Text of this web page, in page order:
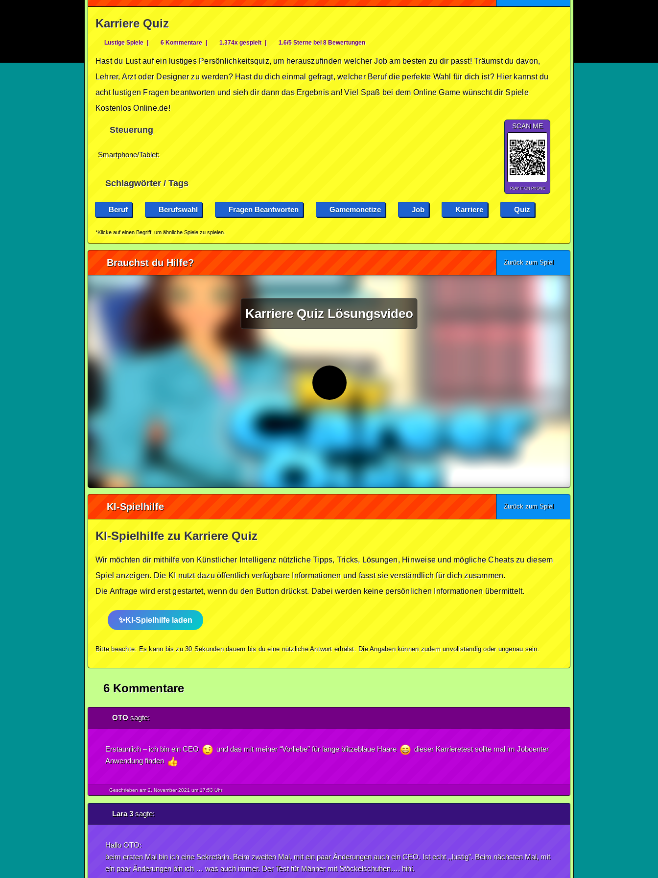
Karriere Quiz
Lustige Spiele | 6 Kommentare | 1.374x gespielt | 1.6/5 Sterne bei 8 Bewertungen
Hast du Lust auf ein lustiges Persönlichkeitsquiz, um herauszufinden welcher Job am besten zu dir passt! Träumst du davon,
Lehrer, Arzt oder Designer zu werden? Hast du dich einmal gefragt, welcher Beruf die perfekte Wahl für dich ist? Hier kannst du
acht lustigen Fragen beantworten und sieh dir dann das Ergebnis an! Viel Spaß bei dem Online Game wünscht dir Spiele
Kostenlos Online.de!
Steuerung
Smartphone/Tablet:
SCAN ME
PLAY IT ON PHONE
Schlagwörter / Tags
Beruf Berufswahl Fragen Beantworten Gamemonetize Job Karriere Quiz
*Klicke auf einen Begriff, um ähnliche Spiele zu spielen.
Brauchst du Hilfe? Zurück zum Spiel
Karriere Quiz Lösungsvideo
KI-Spielhilfe Zurück zum Spiel
KI-Spielhilfe zu Karriere Quiz
Wir möchten dir mithilfe von Künstlicher Intelligenz nützliche Tipps, Tricks, Lösungen, Hinweise und mögliche Cheats zu diesem
Spiel anzeigen. Die KI nutzt dazu öffentlich verfügbare Informationen und fasst sie verständlich für dich zusammen.
Die Anfrage wird erst gestartet, wenn du den Button drückst. Dabei werden keine persönlichen Informationen übermittelt.
KI-Spielhilfe laden
Bitte beachte: Es kann bis zu 30 Sekunden dauern bis du eine nützliche Antwort erhälst. Die Angaben können zudem unvollständig oder ungenau sein.
6 Kommentare
OTO sagte:
Erstaunlich – ich bin ein CEO und das mit meiner “Vorliebe” für lange blitzeblaue Haare
dieser Karrieretest sollte mal im Jobcenter
Anwendung finden
Geschrieben am 2. November2021 um 17:53 Uhr
Lara 3sagte:
Hallo OTO:
beim ersten Mal bin ich eine Sekretärin. Beim zweiten Mal, mit ein paar Änderungen auch ein CEO. Ist echt ,,lustig”. Beim nächsten Mal, mit
ein paar Änderungen bin ich … was auch immer. Der Test für Männer mit Stöckelschuhen…. hihi.